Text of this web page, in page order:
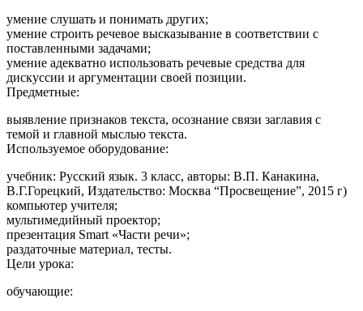
умение слушать и понимать других;
умение строить речевое высказывание в соответствии с
поставленными задачами;
умение адекватно использовать речевые средства для
дискуссии и аргументации своей позиции.
Предметные:
выявление признаков текста, осознание связи заглавия с
темой и главной мыслью текста.
Используемое оборудование:
учебник: Русский язык. 3 класс, авторы: В.П. Канакина,
В.Г.Горецкий, Издательство: Москва “Просвещение”, 2015 г)
компьютер учителя;
мультимедийный проектор;
презентация Smart «Части речи»;
раздаточные материал, тесты.
Цели урока:
обучающие: